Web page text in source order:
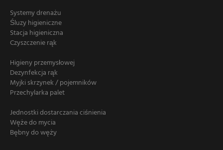
Systemy drenażu
Śluzy higieniczne
Stacja higieniczna
Czyszczenie rąk
Higieny przemysłowej
Dezynfekcja rąk
Myjki skrzynek / pojemników
Przechylarka palet
Jednostki dostarczania ciśnienia
Węże do mycia
Bębny do węży